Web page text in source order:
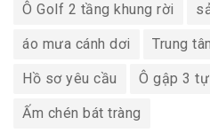
Ô Golf 2 tầng khung rời
áo mưa cánh dơi Trung
Hồ sơ yêu cầu Ô gập 3
Ấm chén bát tràng